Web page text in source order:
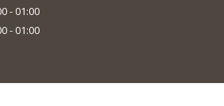
- 01:00
- 01:00